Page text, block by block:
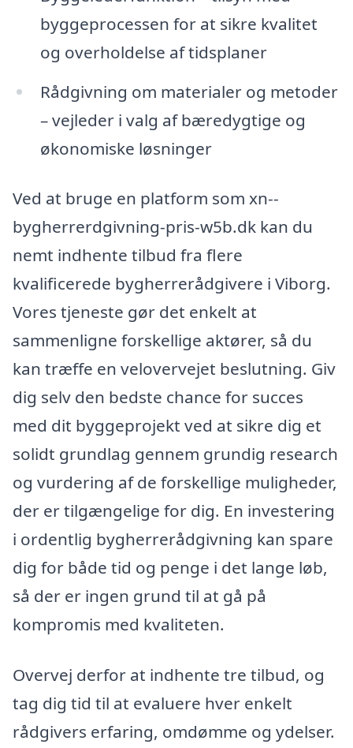
byggeprocessen for at sikre kvalitet
og overholdelse af tidsplaner
Rådgivning om materialer og metoder
– vejleder i valg af bæredygtige og
økonomiske løsninger
Ved at bruge en platform som xn--
bygherrerdgivning-pris-w5b.dk kan du
nemt indhente tilbud fra flere
kvalificerede bygherrerådgivere i Viborg.
Vores tjeneste gør det enkelt at
sammenligne forskellige aktører, så du
kan træffe en velovervejet beslutning. Giv
dig selv den bedste chance for succes
med dit byggeprojekt ved at sikre dig et
solidt grundlag gennem grundig research
og vurdering af de forskellige muligheder,
der er tilgængelige for dig. En investering
i ordentlig bygherrerådgivning kan spare
dig for både tid og penge i det lange løb,
så der er ingen grund til at gå på
kompromis med kvaliteten.
Overvej derfor at indhente tre tilbud, og
tag dig tid til at evaluere hver enkelt
rådgivers erfaring, omdømme og ydelser.